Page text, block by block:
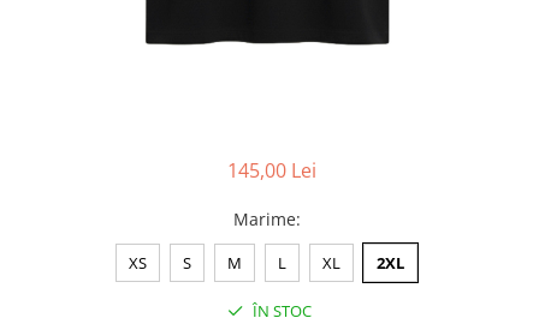
145,00 Lei
Marime:
XS S M L XL 2XL
ÎN STOC